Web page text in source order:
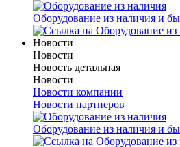
Оборудование из наличия и
Новости
Новости
Новость детальная
Новости
Новости компании
Новости партнеров
Оборудование из наличия и